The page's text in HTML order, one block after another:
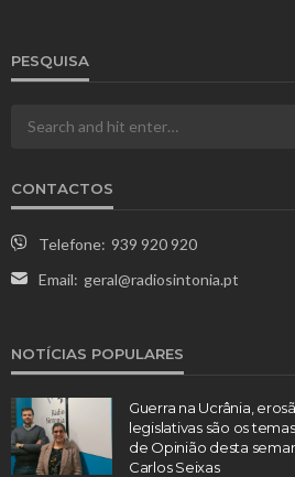
PESQUISA
CONTACTOS
Telefone: 939 920 920
Email: geral@radiosintonia.pt
NOTÍCIAS POPULARES
Guerra na Ucrânia,
legislativas são os
de Opinião desta
Carlos Seixas